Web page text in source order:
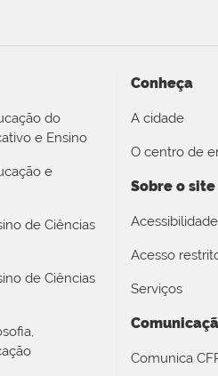
do
e Ensino
e
de Ciências
de Ciências
Conheça
A cidade
O centro de
Sobre o site
Acessibilidade
Acesso
Serviços
Comunica